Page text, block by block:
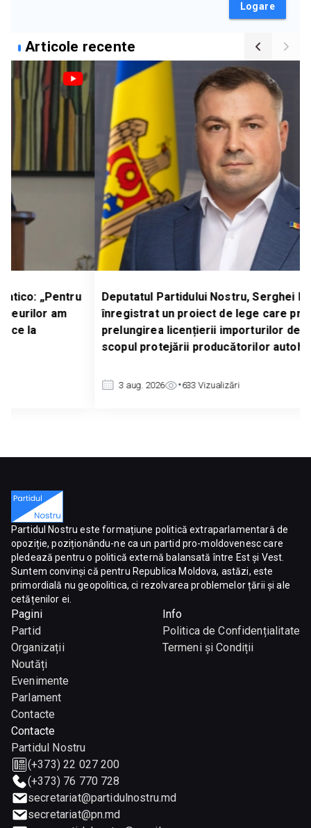
Logare
Articole recente
Deputatul Partidului Nostru, Serghei Ivanov, a
înregistrat un proiect de lege care prevede
prelungirea licențierii importurilor de cereale, în
scopul protejării producătorilor autohtoni
633Vizualizări
Partidul Nostru este formațiune politică extraparlamentară de
opoziție, poziționându-ne ca un partid pro-moldovenesc care
pledează pentru o politică externă balansată între Est și Vest.
Suntem convinși că pentru Republica Moldova, astăzi, este
primordială nu geopolitica, ci rezolvarea problemelor țării și ale
cetățenilor ei.
Pagini
Partid
Organizații
Noutăți
Evenimente
Parlament
Contacte
Info
Politica de Confidențialitate
Termeni și Condiții
Contacte
Partidul Nostru
(+373) 22 027 200
(+373) 76 770 728
secretariat@partidulnostru.md
secretariat@pn.md